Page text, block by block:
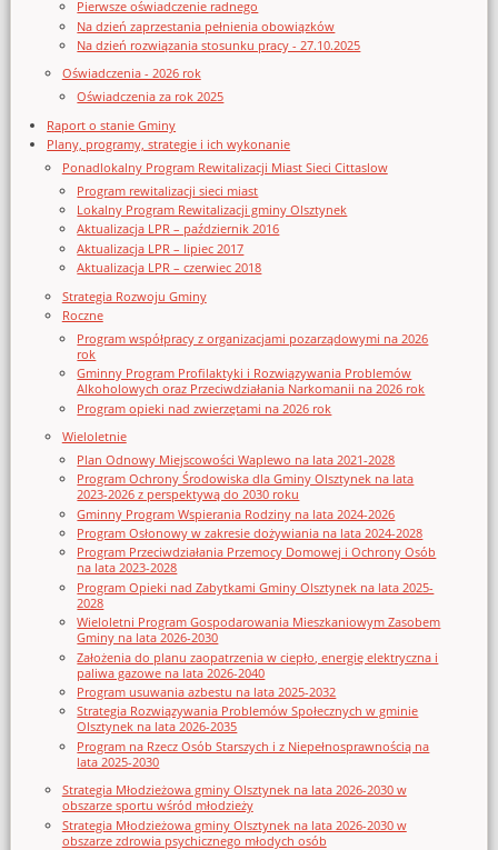
Pierwsze oświadczenie radnego
Na dzień zaprzestania pełnienia obowiązków
Na dzień rozwiązania stosunku pracy - 27.10.2025
Oświadczenia - 2026 rok
Oświadczenia za rok 2025
Raport o stanie Gminy
Plany, programy, strategie i ich wykonanie
Ponadlokalny Program Rewitalizacji Miast Sieci Cittaslow
Program rewitalizacji sieci miast
Lokalny Program Rewitalizacji gminy Olsztynek
Aktualizacja LPR – październik 2016
Aktualizacja LPR – lipiec 2017
Aktualizacja LPR – czerwiec 2018
Strategia Rozwoju Gminy
Roczne
Program współpracy z organizacjami pozarządowymi na 2026
rok
Gminny Program Profilaktyki i Rozwiązywania Problemów
Alkoholowych oraz Przeciwdziałania Narkomanii na 2026 rok
Program opieki nad zwierzętami na 2026 rok
Wieloletnie
Plan Odnowy Miejscowości Waplewo na lata 2021-2028
Program Ochrony Środowiska dla Gminy Olsztynek na lata
2023-2026 z perspektywą do 2030 roku
Gminny Program Wspierania Rodziny na lata 2024-2026
Program Osłonowy w zakresie dożywiania na lata 2024-2028
Program Przeciwdziałania Przemocy Domowej i Ochrony Osób
na lata 2023-2028
Program Opieki nad Zabytkami Gminy Olsztynek na lata 2025-
2028
Wieloletni Program Gospodarowania Mieszkaniowym Zasobem
Gminy na lata 2026-2030
Założenia do planu zaopatrzenia w ciepło, energię elektryczna i
paliwa gazowe na lata 2026-2040
Program usuwania azbestu na lata 2025-2032
Strategia Rozwiązywania Problemów Społecznych w gminie
Olsztynek na lata 2026-2035
Program na Rzecz Osób Starszych i z Niepełnosprawnością na
lata 2025-2030
Strategia Młodzieżowa gminy Olsztynek na lata 2026-2030 w
obszarze sportu wśród młodzieży
Strategia Młodzieżowa gminy Olsztynek na lata 2026-2030 w
obszarze zdrowia psychicznego młodych osób